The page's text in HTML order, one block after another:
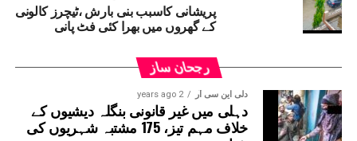
پریشانی کاسبب بنی بارش ،ٹیچرز کالونی
کے گھروں میں بھرا کئی فٹ پانی
رجحان ساز
دلی این سی آر 2 years ago
دہلی میں غیر قانونی بنگلہ دیشیوں کے
خلاف مہم تیز، 175 مشتبہ شہریوں کی